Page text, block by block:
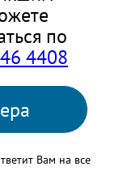
по
4408
Вам на все